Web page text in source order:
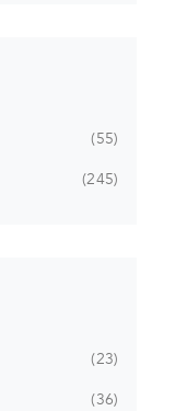
55
245
23
36